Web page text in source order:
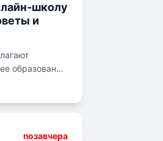
школу
и
образование
Важно
Важно
позавчера